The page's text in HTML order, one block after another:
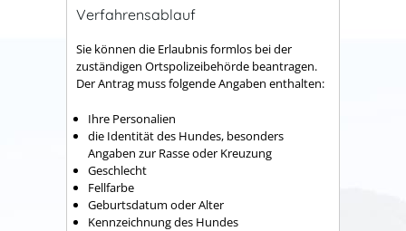
Verfahrensablauf
Sie können die Erlaubnis formlos bei der
zuständigen Ortspolizeibehörde beantragen.
Der Antrag muss folgende Angaben enthalten:
Ihre Personalien
die Identität des Hundes, besonders
Angaben zur Rasse oder Kreuzung
Geschlecht
Fellfarbe
Geburtsdatum oder Alter
Kennzeichnung des Hundes